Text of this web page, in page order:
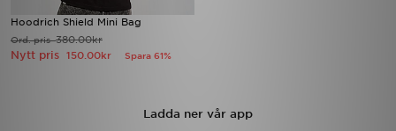
Hoodrich Shield Mini Bag
Ord. pris380.00kr
Nytt pris 150.00kr Spara 61%
Ladda ner vår app